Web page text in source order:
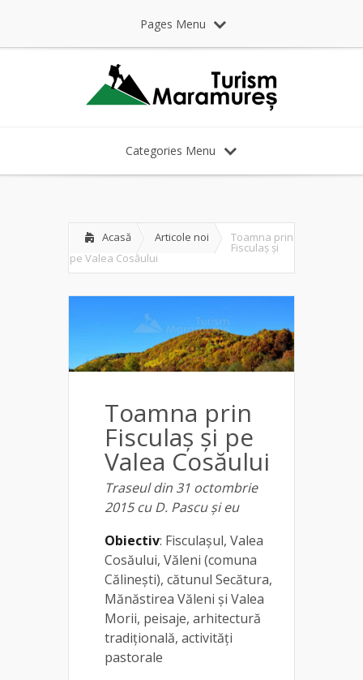
Pages Menu
Categories Menu
Acasă Articole noi Toamna prin
Fisculaș și
pe Valea Cosăului
Toamna prin
Fisculaș și pe
Valea Cosăului
Traseul din 31 octombrie
2015 cu D. Pascu și eu
Obiectiv: Fisculașul, Valea
Cosăului, Văleni (comuna
Călinești), cătunul Secătura,
Mănăstirea Văleni și Valea
Morii, peisaje, arhitectură
tradițională, activități
pastorale